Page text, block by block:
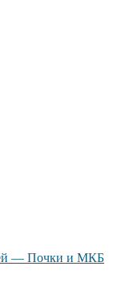
— Почки и МКБ